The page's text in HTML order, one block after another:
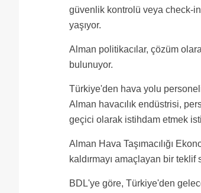
güvenlik kontrolü veya check-
yaşıyor.
Alman politikacılar, çözüm
bulunuyor.
Türkiye'den hava yolu
Alman havacılık endüstrisi,
geçici olarak istihdam etmek
Alman Hava Taşımacılığı
kaldırmayı amaçlayan bir teklif
BDL'ye göre, Türkiye'den